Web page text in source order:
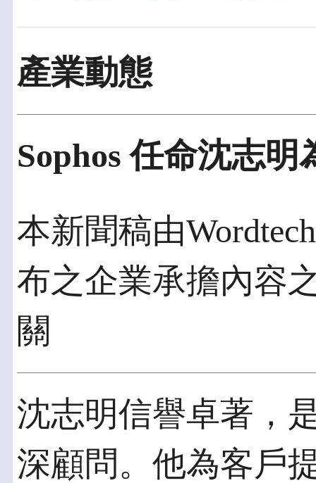
產業動態
Sophos 任命沈志
本新聞稿由
布之企業承擔內容
關
沈志明信譽卓著，
深顧問。他為客戶